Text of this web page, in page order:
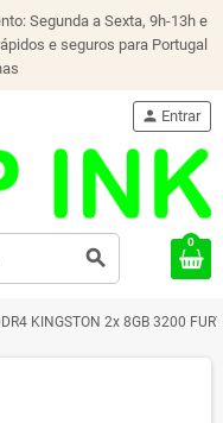
Segunda a Sexta, 9h-13h e
e seguros para Portugal
search
person Entrar
0
KINGSTON 2x 8GB 3200